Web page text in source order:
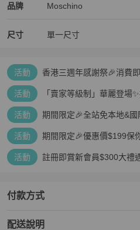
品牌
Moschino 精品女包品牌介紹
Moschino
Moschino 推薦清單
尺寸 單一尺寸
活動
香港三週年感謝祭🎉消費
活動 「賣家等級制」華麗登場
活動 期間限定🎉全站免本地&國
活動 期間限定🎉優惠價$199保
活動 註冊即賞新會員$300大禮
付款方式
配送說明